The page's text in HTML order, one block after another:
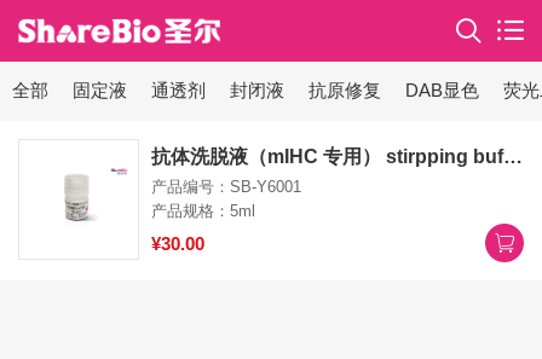
全部 固定液 通透剂 封闭液 抗原修复 DAB显色 荧
抗体洗脱液（mIHC 专用） stirpping buffer
产品编号：SB-Y6001
产品规格：5ml
¥30.00